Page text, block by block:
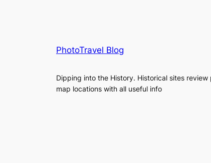
PhotoTravel Blog
Dipping into the History. Historical sites review
map locations with all useful info